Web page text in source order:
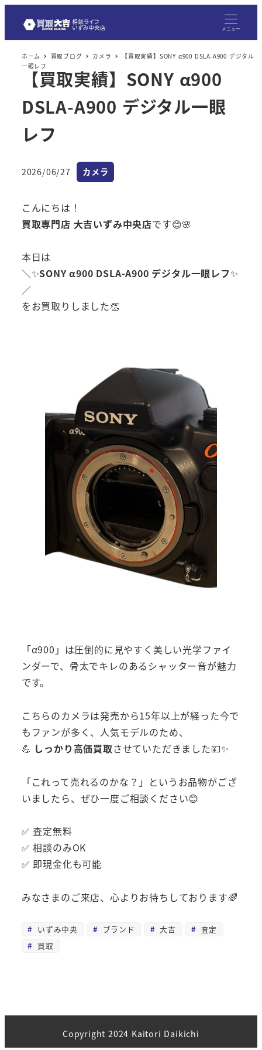
メニュー
ホーム 買取ブログ カメラ
【買取実績】SONY α900 DSLA-A900 デジタル
一眼レフ
【買取実績】SONY α900
DSLA-A900 デジタル一眼
レフ
投稿日
2026/06/27 カテゴリー
カメラ
こんにちは！
買取専門店 大吉いずみ中央店です😊🌸
本日は
＼✨SONY α900 DSLA-A900 デジタル一眼レフ✨
／
をお買取りしました👏
「α900」は圧倒的に見やすく美しい光学ファイ
ンダーで、骨太でキレのあるシャッター音が魅力
です。
こちらのカメラは発売から15年以上が経った今で
もファンが多く、人気モデルのため、
💪 しっかり高価買取させていただきました💴✨
「これって売れるのかな？」というお品物がござ
いましたら、ぜひ一度ご相談ください😊
✅ 査定無料
✅ 相談のみOK
✅ 即現金化も可能
みなさまのご来店、心よりお待ちしております🌈
いずみ中央 ブランド 大吉
査定
買取
Copyright 2024 Kaitori Daikichi